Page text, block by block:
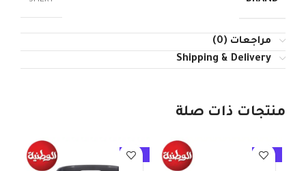
مراجعات (0)
Shipping & Delivery
منتجات ذات صلة
-10%
-10%